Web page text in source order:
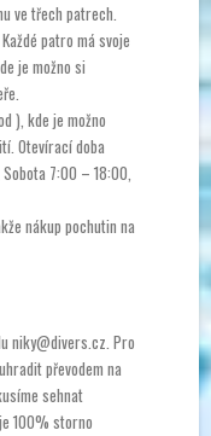
ve třech patrech.
patro má svoje
je možno si
), kde je možno
Otevírací doba
7:00 – 18:00,
nákup pochutin na
niky@divers.cz. Pro
převodem na
sehnat
100% storno